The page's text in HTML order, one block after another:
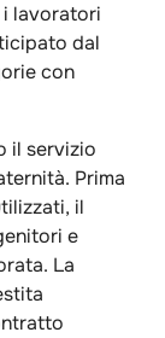
i lavoratori
dal
con
il servizio
Prima
il
e
La